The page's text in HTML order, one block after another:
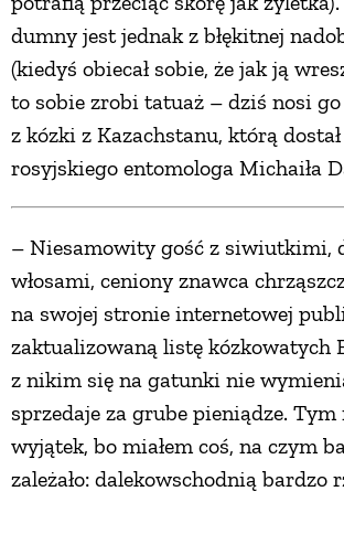
dumny jest jednak z błękitnej
(kiedyś obiecał sobie, że jak ją
to sobie zrobi tatuaż – dziś nosi
z kózki z Kazachstanu, którą
rosyjskiego entomologa Michaiła
– Niesamowity gość z siwiutkimi,
włosami, ceniony znawca
na swojej stronie internetowej
zaktualizowaną listę kózkowatych
z nikim się na gatunki nie
sprzedaje za grube pieniądze. Tym
wyjątek, bo miałem coś, na czym
zależało: dalekowschodnią bardzo